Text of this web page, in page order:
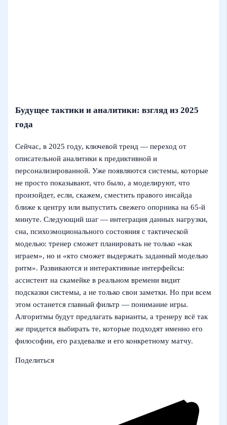
Будущее тактики и аналитики: взгляд из 2025
года
Сейчас, в 2025 году, ключевой тренд — переход от
описательной аналитики к предиктивной и
персонализированной. Уже появляются системы, которые
не просто показывают, что было, а моделируют, что
произойдет, если, скажем, сместить правого инсайда
ближе к центру или выпустить свежего опорника на 65‑й
минуте. Следующий шаг — интеграция данных нагрузки,
сна, психоэмоционального состояния с тактической
моделью: тренер сможет планировать не только «как
играем», но и «кто сможет выдержать заданный моделью
ритм». Развиваются и интерактивные интерфейсы:
ассистент на скамейке в реальном времени видит
подсказки системы, а не только свои заметки. Но при всем
этом останется главный фильтр — понимание игры.
Алгоритмы будут предлагать варианты, а тренеру всё так
же придется выбирать те, которые подходят именно его
философии, его раздевалке и его конкретному матчу.
Поделиться